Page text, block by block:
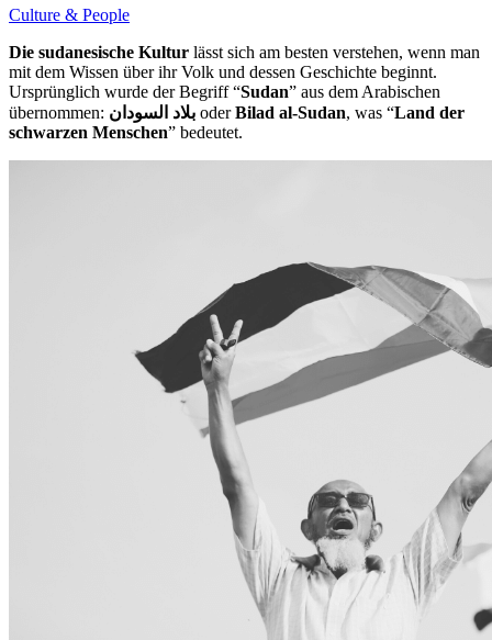
Culture & People
Die sudanesische Kultur lässt sich am besten verstehen, wenn man
mit dem Wissen über ihr Volk und dessen Geschichte beginnt.
Ursprünglich wurde der Begriff “Sudan” aus dem Arabischen
übernommen:
oderBilad al-Sudan, was “Land der
schwarzen Menschen” bedeutet.